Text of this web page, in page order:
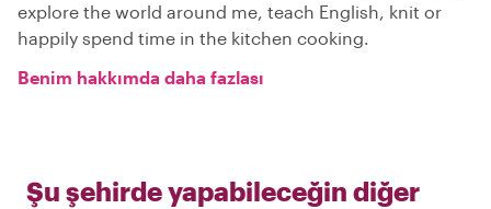
explore the world around me, teach English, knit or
happily spend time in the kitchen cooking.
Benim hakkımda daha fazlası
Şu şehirde yapabileceğin diğer